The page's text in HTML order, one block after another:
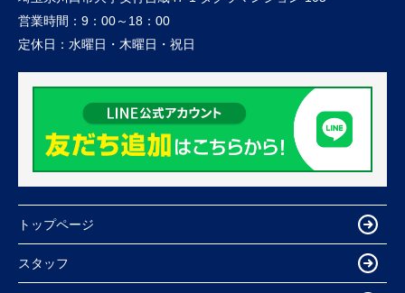
営業時間： 9：00～18：00
定休日： 水曜日・木曜日・祝日
トップページ
スタッフ